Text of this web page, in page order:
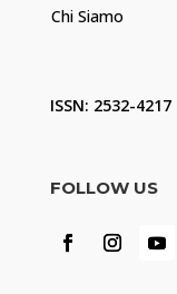
Chi Siamo
ISSN: 2532-4217
FOLLOW US